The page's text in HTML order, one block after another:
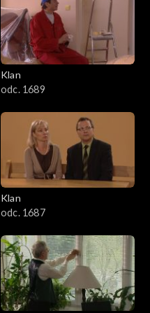
Klan
odc. 1689
Klan
odc. 1687